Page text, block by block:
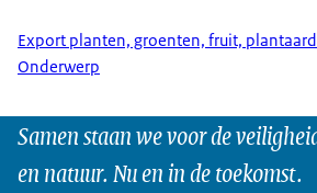
Export planten, groenten, fruit,
Onderwerp
Samen staan we voor de
en natuur. Nu en in de toekomst.